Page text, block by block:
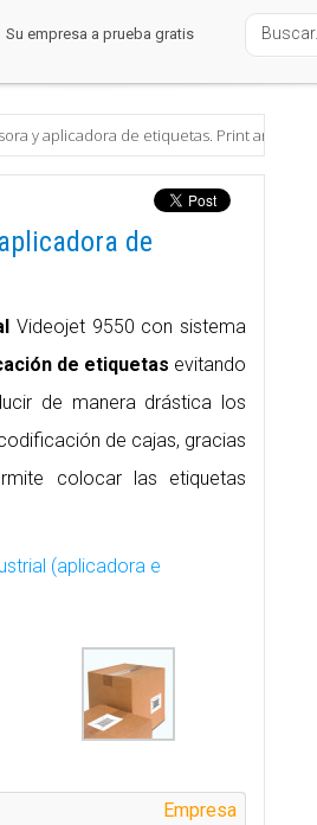
Su empresa a prueba gratis
y aplicadora de etiquetas. Print and Apply.
de
Videojet 9550 con sistema
de etiquetas evitando
de manera drástica los
de cajas, gracias
colocar las etiquetas
(aplicadora e
Empresa